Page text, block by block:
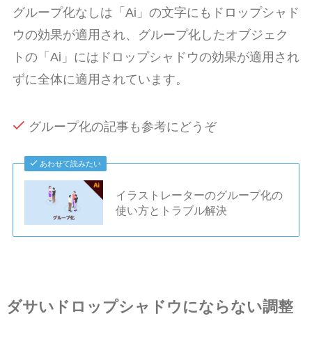
グループ化なしは「Ai」の文字にもドロップシャド
ウの効果が適用され、グループ化したオブジェク
トの「Ai」にはドロップシャドウの効果が適用され
ずに全体に適用されています。
グループ化の記事も参考にどうぞ
あわせて読みたい
イラストレーターのグループ化の
使い方とトラブル解決
ダサいドロップシャドウにならない調整